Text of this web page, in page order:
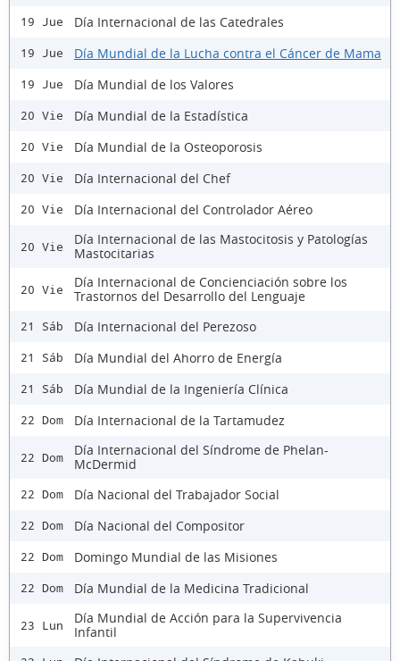
19 Jue Día Internacional de las Catedrales
19 Jue Día Mundial de la Lucha contra el Cáncer de Mama
19 Jue Día Mundial de los Valores
20 Vie Día Mundial de la Estadística
20 Vie Día Mundial de la Osteoporosis
20 Vie Día Internacional del Chef
20 Vie Día Internacional del Controlador Aéreo
20 Vie
Día Internacional de las Mastocitosis y Patologías
Mastocitarias
20 Vie
Día Internacional de Concienciación sobre los
Trastornos del Desarrollo del Lenguaje
21 Sáb Día Internacional del Perezoso
21 Sáb Día Mundial del Ahorro de Energía
21 Sáb Día Mundial de la Ingeniería Clínica
22 Dom Día Internacional de la Tartamudez
22 Dom
Día Internacional del Síndrome de Phelan-
McDermid
22 Dom Día Nacional del Trabajador Social
22 Dom Día Nacional del Compositor
22 Dom Domingo Mundial de las Misiones
22 Dom Día Mundial de la Medicina Tradicional
23 Lun
Día Mundial de Acción para la Supervivencia
Infantil